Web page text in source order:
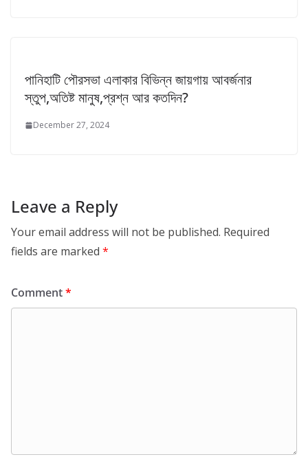
পানিহাটি পৌরসভা এলাকার বিভিন্ন জায়গায় আবর্জনার
স্তুপ,অতিষ্ট মানুষ,প্রশ্ন আর কতদিন?
December 27, 2024
Leave a Reply
Your email address will not be published. Required
fields are marked *
Comment*